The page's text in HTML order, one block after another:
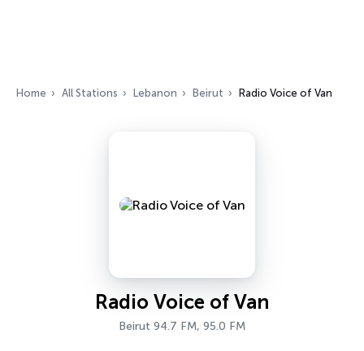
Home All Stations Lebanon Beirut Radio Voice of Van
Radio Voice of Van
Beirut 94.7 FM, 95.0 FM